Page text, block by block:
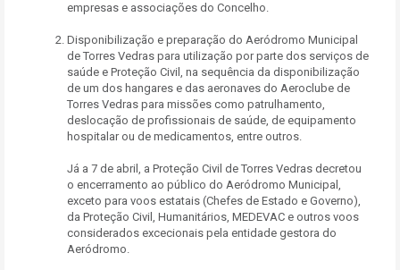
empresas e associações do Concelho.
Disponibilização e preparação do Aeródromo Municipal
de Torres Vedras para utilização por parte dos serviços de
saúde e Proteção Civil, na sequência da disponibilização
de um dos hangares e das aeronaves do Aeroclube de
Torres Vedras para missões como patrulhamento,
deslocação de profissionais de saúde, de equipamento
hospitalar ou de medicamentos, entre outros.
Já a 7 de abril, a Proteção Civil de Torres Vedras decretou
o encerramento ao público do Aeródromo Municipal,
exceto para voos estatais (Chefes de Estado e Governo),
da Proteção Civil, Humanitários, MEDEVAC e outros voos
considerados excecionais pela entidade gestora do
Aeródromo.